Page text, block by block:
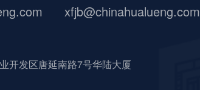
xfjb@chinahualueng.com
开发区唐延南路7号华陆大厦